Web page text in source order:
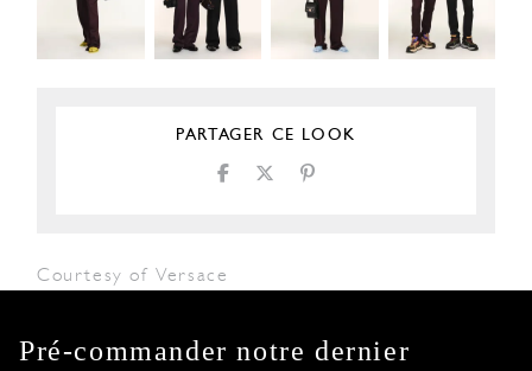
PARTAGER CE LOOK
Courtesy of Versace
Pré-commander notre dernier